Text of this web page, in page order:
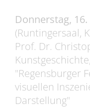
Donnerstag,
(Runtingersaal,
Prof. Dr.
"Regensburger
visuellen
Darstellung"